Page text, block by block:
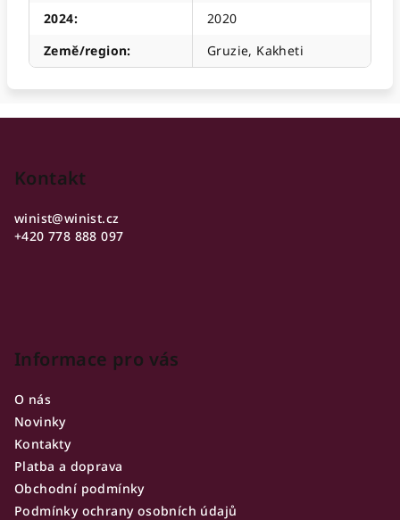
2024:
2020
Země/region: Gruzie, Kakheti
Kontakt
winist@winist.cz
+420 778 888 097
Informace pro vás
O nás
Novinky
Kontakty
Platba a doprava
Obchodní podmínky
Podmínky ochrany osobních údajů